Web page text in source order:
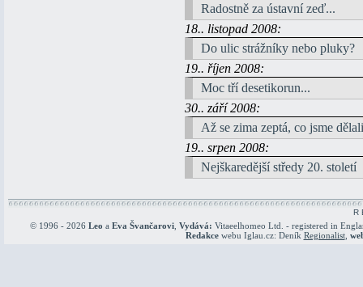
Radostně za ústavní zeď...
18.. listopad 2008:
Do ulic strážníky nebo pluky?
19.. říjen 2008:
Moc tří desetikorun...
30.. září 2008:
Až se zima zeptá, co jsme
19.. srpen 2008:
Nejškaredější středy 20. století
R
© 1996 - 2026 Leo a Eva Švančarovi Vydává: Vitaeelhomeo Ltd. - registered in
Redakcewebu Iglau.cz: Deník Regionalist,